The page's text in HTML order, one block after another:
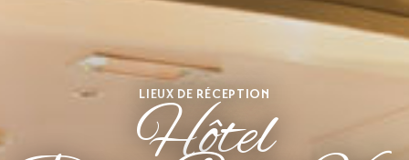
LIEUX DE RÉCEPTION
Hôtel